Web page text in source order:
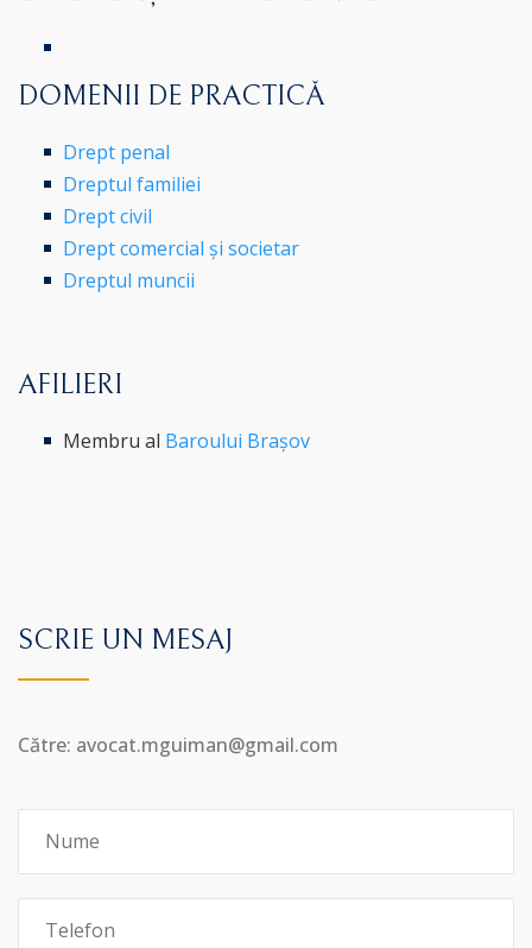
DOMENII DE PRACTICĂ
Drept penal
Dreptul familiei
Drept civil
Drept comercial și societar
Dreptul muncii
AFILIERI
Membru al Baroului Brașov
SCRIE UN MESAJ
Către: avocat.mguiman@gmail.com